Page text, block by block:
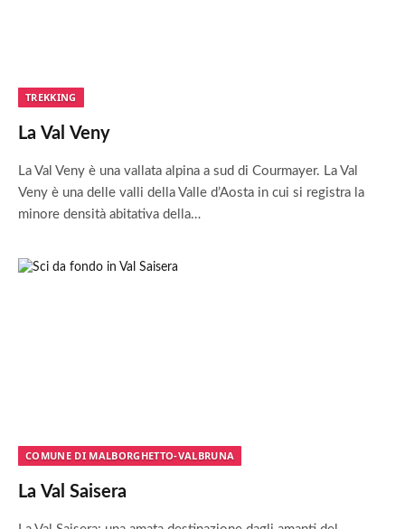
TREKKING
La Val Veny
La Val Veny è una vallata alpina a sud di Courmayer. La Val
Veny è una delle valli della Valle d’Aosta in cui si registra la
minore densità abitativa della…
COMUNE DI MALBORGHETTO-VALBRUNA
La Val Saisera